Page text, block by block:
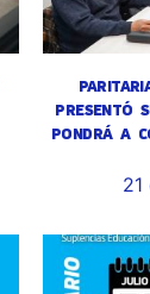
PRESENTÓ
PONDRÁ A